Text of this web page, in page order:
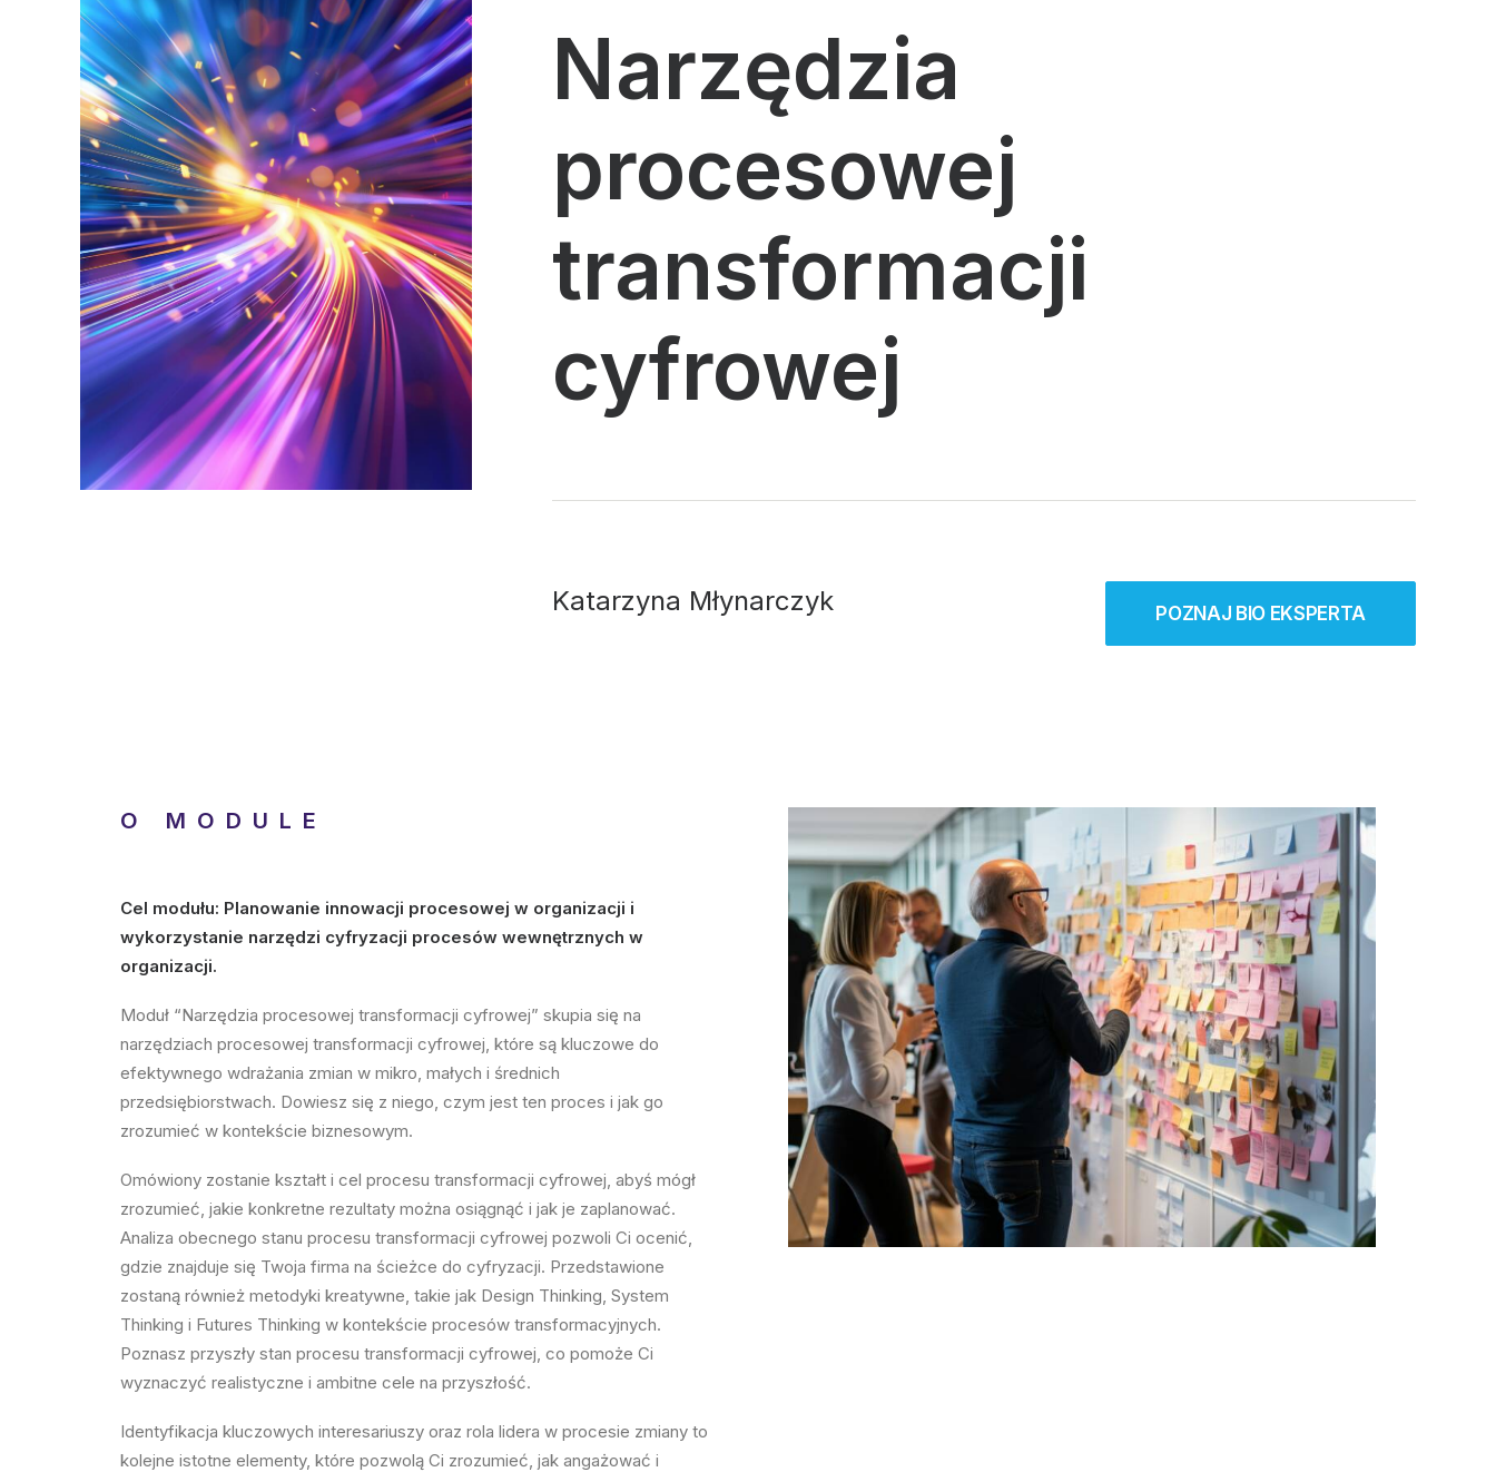
Narzędzia
procesowej
transformacji
cyfrowej
Katarzyna Młynarczyk POZNAJ BIO EKSPERTA
O MODULE
Cel modułu: Planowanie innowacji procesowej w organizacji i
wykorzystanie narzędzi cyfryzacji procesów wewnętrznych w
organizacji.
Moduł “Narzędzia procesowej transformacji cyfrowej” skupia się na
narzędziach procesowej transformacji cyfrowej, które są kluczowe do
efektywnego wdrażania zmian w mikro, małych i średnich
przedsiębiorstwach. Dowiesz się z niego, czym jest ten proces i jak go
zrozumieć w kontekście biznesowym.
Omówiony zostanie kształt i cel procesu transformacji cyfrowej, abyś mógł
zrozumieć, jakie konkretne rezultaty można osiągnąć i jak je zaplanować.
Analiza obecnego stanu procesu transformacji cyfrowej pozwoli Ci ocenić,
gdzie znajduje się Twoja firma na ścieżce do cyfryzacji. Przedstawione
zostaną również metodyki kreatywne, takie jak Design Thinking, System
Thinking i Futures Thinking w kontekście procesów transformacyjnych.
Poznasz przyszły stan procesu transformacji cyfrowej, co pomoże Ci
wyznaczyć realistyczne i ambitne cele na przyszłość.
Identyfikacja kluczowych interesariuszy oraz rola lidera w procesie zmiany to
kolejne istotne elementy, które pozwolą Ci zrozumieć, jak angażować i